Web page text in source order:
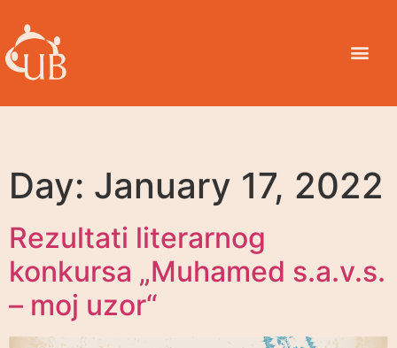
Day: January 17, 2022
Rezultati literarnog
konkursa „Muhamed s.a.v.s.
– moj uzor“